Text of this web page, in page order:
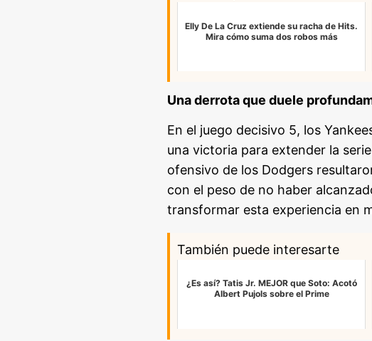
Elly De La Cruz extiende su racha de Hits.
Mira cómo suma dos robos más
Una derrota que duele
En el juego decisivo 5, los
una victoria para extender la
ofensivo de los Dodgers
con el peso de no haber
transformar esta experiencia en
También puede interesarte
¿Es así? Tatis Jr. MEJOR que Soto: Acotó
Albert Pujols sobre el Prime